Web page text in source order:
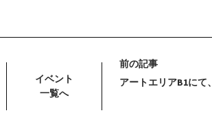
イベント
一覧へ
前の記事
アートエリアB1に